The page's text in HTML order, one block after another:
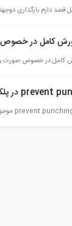
قصد دارم بارگذاری
کامل در خصوص
کامل در خصوص صورت